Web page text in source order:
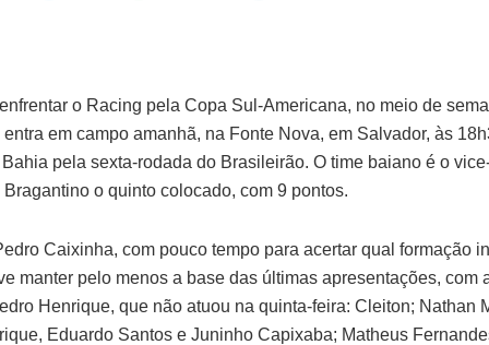
o Racing pela Copa Sul-Americana, no meio de
em campo amanhã, na Fonte Nova, em Salvador, às
pela sexta-rodada do Brasileirão. O time baiano é o
Bragantino o quinto colocado, com 9 pontos.
Caixinha, com pouco tempo para acertar qual formação
manter pelo menos a base das últimas apresentações, com
Henrique, que não atuou na quinta-feira: Cleiton; Nathan
Eduardo Santos e Juninho Capixaba; Matheus